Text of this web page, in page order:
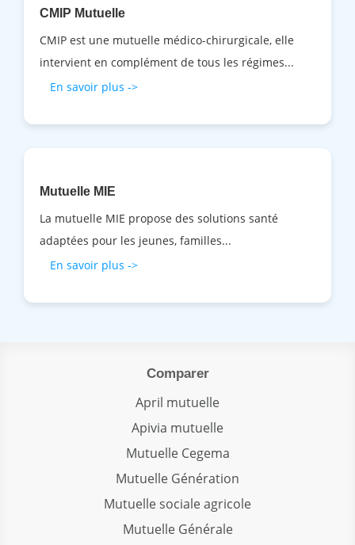
CMIP Mutuelle
CMIP est une mutuelle médico-chirurgicale, elle
intervient en complément de tous les régimes...
En savoir plus ->
Mutuelle MIE
La mutuelle MIE propose des solutions santé
adaptées pour les jeunes, familles...
En savoir plus ->
Comparer
April mutuelle
Apivia mutuelle
Mutuelle Cegema
Mutuelle Génération
Mutuelle sociale agricole
Mutuelle Générale